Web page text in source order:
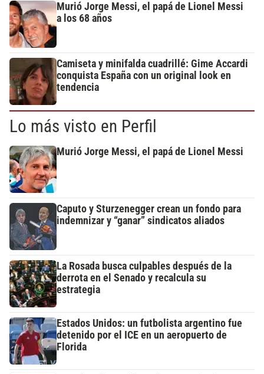
Murió Jorge Messi, el papá de Lionel Messi
a los 68 años
Camiseta y minifalda cuadrillé: Gime Accardi
conquista España con un original look en
tendencia
Lo más visto en Perfil
Murió Jorge Messi, el papá de Lionel Messi
Caputo y Sturzenegger crean un fondo para
indemnizar y “ganar” sindicatos aliados
La Rosada busca culpables después de la
derrota en el Senado y recalcula su
estrategia
Estados Unidos: un futbolista argentino fue
detenido por el ICE en un aeropuerto de
Florida